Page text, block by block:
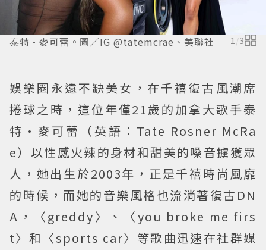
泰特·麥可蕾。圖／IG @tatemcrae、美聯社 1/3
娛樂圈永遠不缺美女，在千禧復古風潮席
捲球之時，這位年僅21歲的加拿大歌手泰
特·麥可蕾（英語：Tate Rosner McRa
e）以性感火辣的身材和甜美的嗓音擄獲眾
人，她出生於2003年，正是千禧時尚風靡
的時候，而她的音樂風格也流淌著復古DN
A，〈greddy〉、〈you broke me firs
t〉和〈sports car〉等歌曲迅速在社群媒